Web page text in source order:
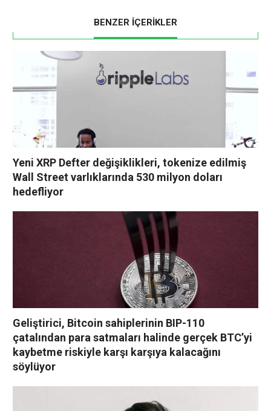
BENZER İÇERİKLER
Yeni XRP Defter değişiklikleri, tokenize edilmiş
Wall Street varlıklarında 530 milyon doları
hedefliyor
Geliştirici, Bitcoin sahiplerinin BIP-110
çatalından para satmaları halinde gerçek BTC’yi
kaybetme riskiyle karşı karşıya kalacağını
söylüyor